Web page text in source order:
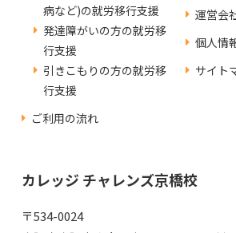
病など)の就労移行支援
発達障がいの方の就労移
行支援
引きこもりの方の就労移
行支援
ご利用の流れ
運営会
個人情
サイト
カレッジ チャレンズ京橋校
〒534-0024